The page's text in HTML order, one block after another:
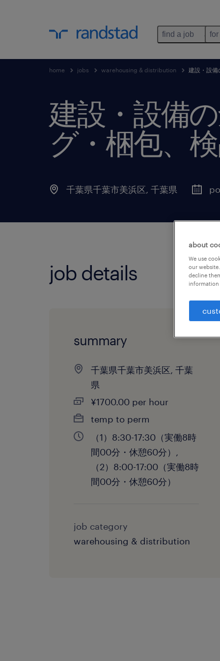
find a job
home jobs warehousing & distribution 建設・設備
建設・設備
グ・梱包、
千葉県千葉市美浜区, 千葉県
job details
summary
千葉県千葉市美浜区, 千葉
県
¥1700.00 per hour
temp to perm
（1）8:30-17:30（実働8時
間00分・休憩60分）,
（2）8:00-17:00（実働8時
間00分・休憩60分）
job category
warehousing & distribution
about
We use
our
decline
information